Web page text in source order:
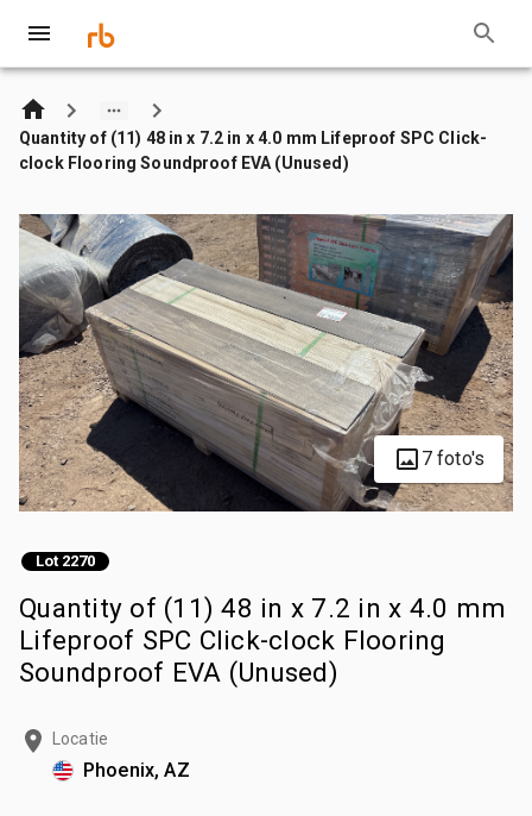
Quantity of (11) 48 in x 7.2 in x 4.0 mm Lifeproof SPC Click-
clock Flooring Soundproof EVA (Unused)
7 foto's
Lot 2270
Quantity of (11) 48 in x 7.2 in x 4.0 mm
Lifeproof SPC Click-clock Flooring
Soundproof EVA (Unused)
Locatie
Phoenix, AZ